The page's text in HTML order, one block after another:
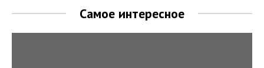
Самое интересное